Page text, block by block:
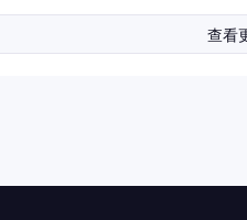
查看